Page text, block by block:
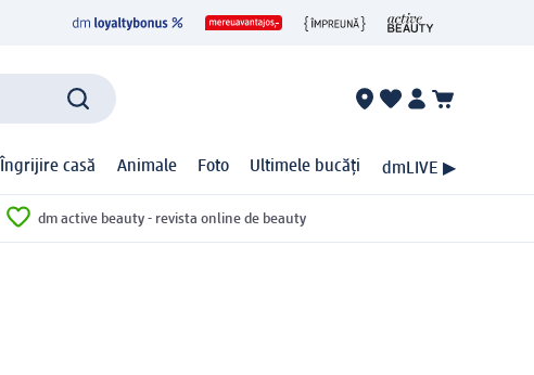
Îngrijire casă Animale Foto Ultimele bucăți dmLIVE ▶
dm active beauty - revista online de beauty